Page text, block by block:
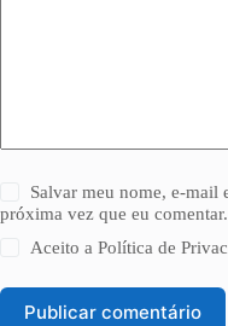
Salvar meu nome, e-mail
próxima vez que eu comentar.
Aceito aPolítica de
Publicar comentário